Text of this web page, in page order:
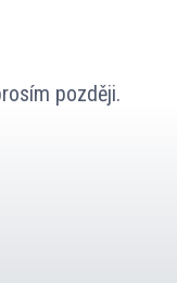
později.